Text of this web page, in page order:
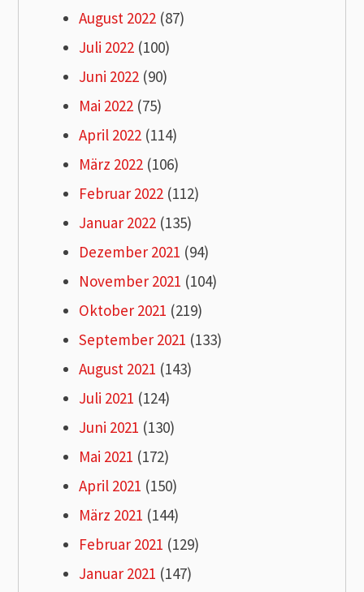
August 2022 (87)
Juli 2022 (100)
Juni 2022 (90)
Mai 2022 (75)
April 2022 (114)
März 2022 (106)
Februar 2022 (112)
Januar 2022 (135)
Dezember 2021 (94)
November 2021 (104)
Oktober 2021 (219)
September 2021 (133)
August 2021 (143)
Juli 2021 (124)
Juni 2021 (130)
Mai 2021 (172)
April 2021 (150)
März 2021 (144)
Februar 2021 (129)
Januar 2021 (147)